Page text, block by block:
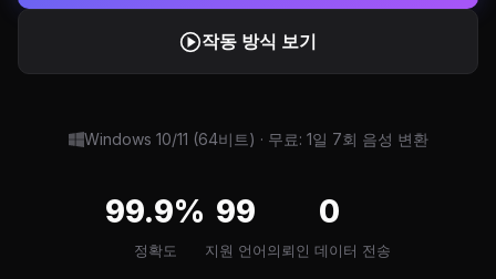
작동 방식 보기
Windows 10/11 (64비트) · 무료: 1일 7회 음성 변환
99.9%
정확도
99
지원 언어
0
의뢰인 데이터 전송